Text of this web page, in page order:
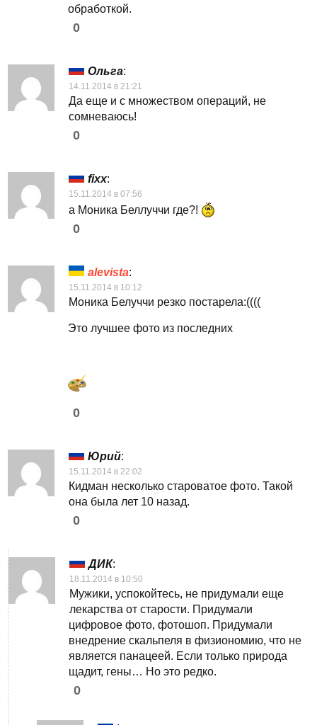
обработкой.
0
Ольга:
14.11.2014 в 21:21
Да еще и с множеством операций, не
сомневаюсь!
0
fixx:
15.11.2014 в 07:56
а Моника Беллуччи где?!
0
alevista:
15.11.2014 в 10:12
Моника Белуччи резко постарела:((((
Это лучшее фото из последних
0
Юрий:
15.11.2014 в 22:02
Кидман несколько староватое фото. Такой
она была лет 10 назад.
0
ДИК:
18.11.2014 в 10:50
Мужики, успокойтесь, не придумали еще
лекарства от старости. Придумали
цифровое фото, фотошоп. Придумали
внедрение скальпеля в физиономию, что не
является панацеей. Если только природа
щадит, гены… Но это редко.
0